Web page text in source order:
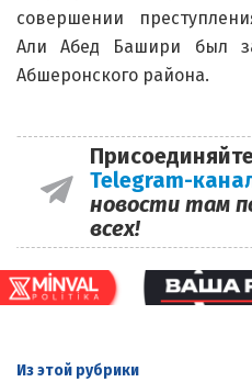
совершении
Али Абед Башири был
Абшеронского района.
Telegram-
новости там
всех!
Из этой рубрики